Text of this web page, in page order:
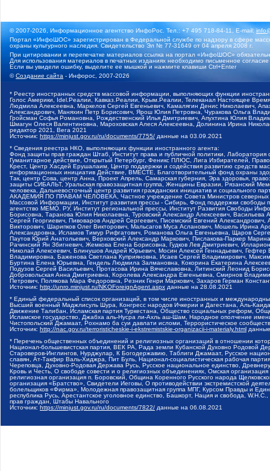
© 2007-2026, Информационное агентство ИнфоРос. Тел.: +7 495 718-84-11, E-mail:
Портал «ИнфоШОС» зарегистрирован в Федеральной службе по надзору в сфере
охраны культурного наследия. Свидетельство Эл № 77-31649 от 04 апреля 2008 г.
При цитировании и перепечатке материалов ссылка на портал «ИнфоШОС»
Для использования материалов в печатных изданиях необходимо письменное
Если вы увидели ошибку, выделите ее мышкой и нажмите клавиши Ctrl+Enter
©Создание сайта - Инфорос, 2007-2026
* Реестр иностранных средств массовой информации, выполняющих функции
Голос Америки, Idel.Реалии, Кавказ.Реалии, Крым.Реалии, Телеканал Настоящее
Людмила Алексеевна, Маркелов Сергей Евгеньевич, Камалягин Денис Николаевич,
Александрович, Маняхин Петр Борисович, Ярош Юлия Петровна, Чуракова Ольга
Гройсман Софья Романовна, Рождественский Илья Дмитриевич, Апухтина Юлия
Шмагун Олеся Валентиновна, Мароховская Алеся Алексеевна, Долинина Ирина
редактор 2021, Вега 2021
Источник: https://minjust.gov.ru/ru/documents/7755/ данные на 03.09.2021
* Сведения реестра НКО, выполняющих функции иностранного агента:
Фонд защиты прав граждан Штаб, Институт права и публичной политики,
Гуманитарное действие, Открытый Петербург, Феникс ПЛЮС, Лига Избирателей,
Крест, Центр Хасдей Ерушалаим, Центр поддержки и содействия развитию средств
информационных инициатив Действие, ВМЕСТЕ, Благотворительный фонд охраны
Так, центр Сова, центр Анна, Проект Апрель, Самарская губерния, Эра здоровья,
защиты СИБАЛЬТ, Уральская правозащитная группа, Женщины Евразии, Рязанский
человека, Дальневосточный центр развития гражданских инициатив и социального
АКАДЕМИЯ ПО ПРАВАМ ЧЕЛОВЕКА, Частное учреждение Совета Министров северных
Массовой Информации, Институт развития прессы - Сибирь, Фонд поддержки
агентство МЕМО. РУ, Институт региональной прессы, Институт Развития Свободы
Борисовна, Таранова Юлия Николаевна, Туровский Александр Алексеевич,
Сергей Георгиевич, Пивоваров Андрей Сергеевич, Писемский Евгений
Викторович, Шарипков Олег Викторович, Мальсагов Муса Асланович, Мошель Ирина
Александровна, Исламов Тимур Рифгатович, Романова Ольга Евгеньевна, Щаров
Паутов Юрий Анатольевич, Верховский Александр Маркович, Пислакова-Паркер
Рачинский Ян Збигневич, Жемкова Елена Борисовна, Гудков Лев Дмитриевич,
Николай Алексеевич, Блинушов Андрей Юрьевич, Мосин Алексей Геннадьевич,
Владимировна, Баженова Светлана Куприяновна, Исаев Сергей Владимирович,
Буртина Елена Юрьевна, Гендель Людмила Залмановна, Кокорина Екатерина
Подузов Сергей Васильевич, Протасова Ирина Вячеславовна, Литинский Леонид
Добровольская Анна Дмитриевна, Королева Александра Евгеньевна, Смирнов
Петрович, Полякова Мара Федоровна, Резник Генри Маркович, Захаров Герман
Источник: http://unro.minjust.ru/NKOForeignAgent.aspx данные на 28.08.2021
* Единый федеральный список организаций, в том числе иностранных и
Высший военный Маджлисуль Шура, Конгресс народов Ичкерии и Дагестана, Аль-
Движение Талибан, Исламская партия Туркестана, Общество социальных реформ,
Исламское государство, Джабха аль-Нусра ли-Ахль аш-Шам, Народное ополчение
Чистопольский Джамаат, Рохнамо ба суи давлати исломи, Террористическое
Источник: http://nac.gov.ru/terroristicheskie-i-ekstremistskie-organizacii-i-materialy.html
* Перечень общественных объединений и религиозных организаций в отношении
Национал-большевистская партия, ВЕК РА, Рада земли Кубанской Духовно Родовой
Староверов-Инглингов, Нурджулар, К Богодержавию, Таблиги Джамаат, Русское
славян, Ат-Такфир Валь-Хиджра, Пит Буль, Национал-социалистическая рабочая
Череповца, Духовно-Родовая Держава Русь, Русское национальное единство,
Кровь и Честь, О свободе совести и о религиозных объединениях, Омская
религиозная организация п. Боровский, Община Коренного Русского народа
организация «Братство», Свидетели Иеговы, О противодействии экстремистской
болельщиков «Фирма», Молодежная правозащитная группа МПГ, Курсом Правды и
республика Русь, Арестантское уголовное единство, Башкорт, Нация и свобода,
прав граждан, Штабы Навального
Источник: https://minjust.gov.ru/ru/documents/7822/ данные на 06.08.2021